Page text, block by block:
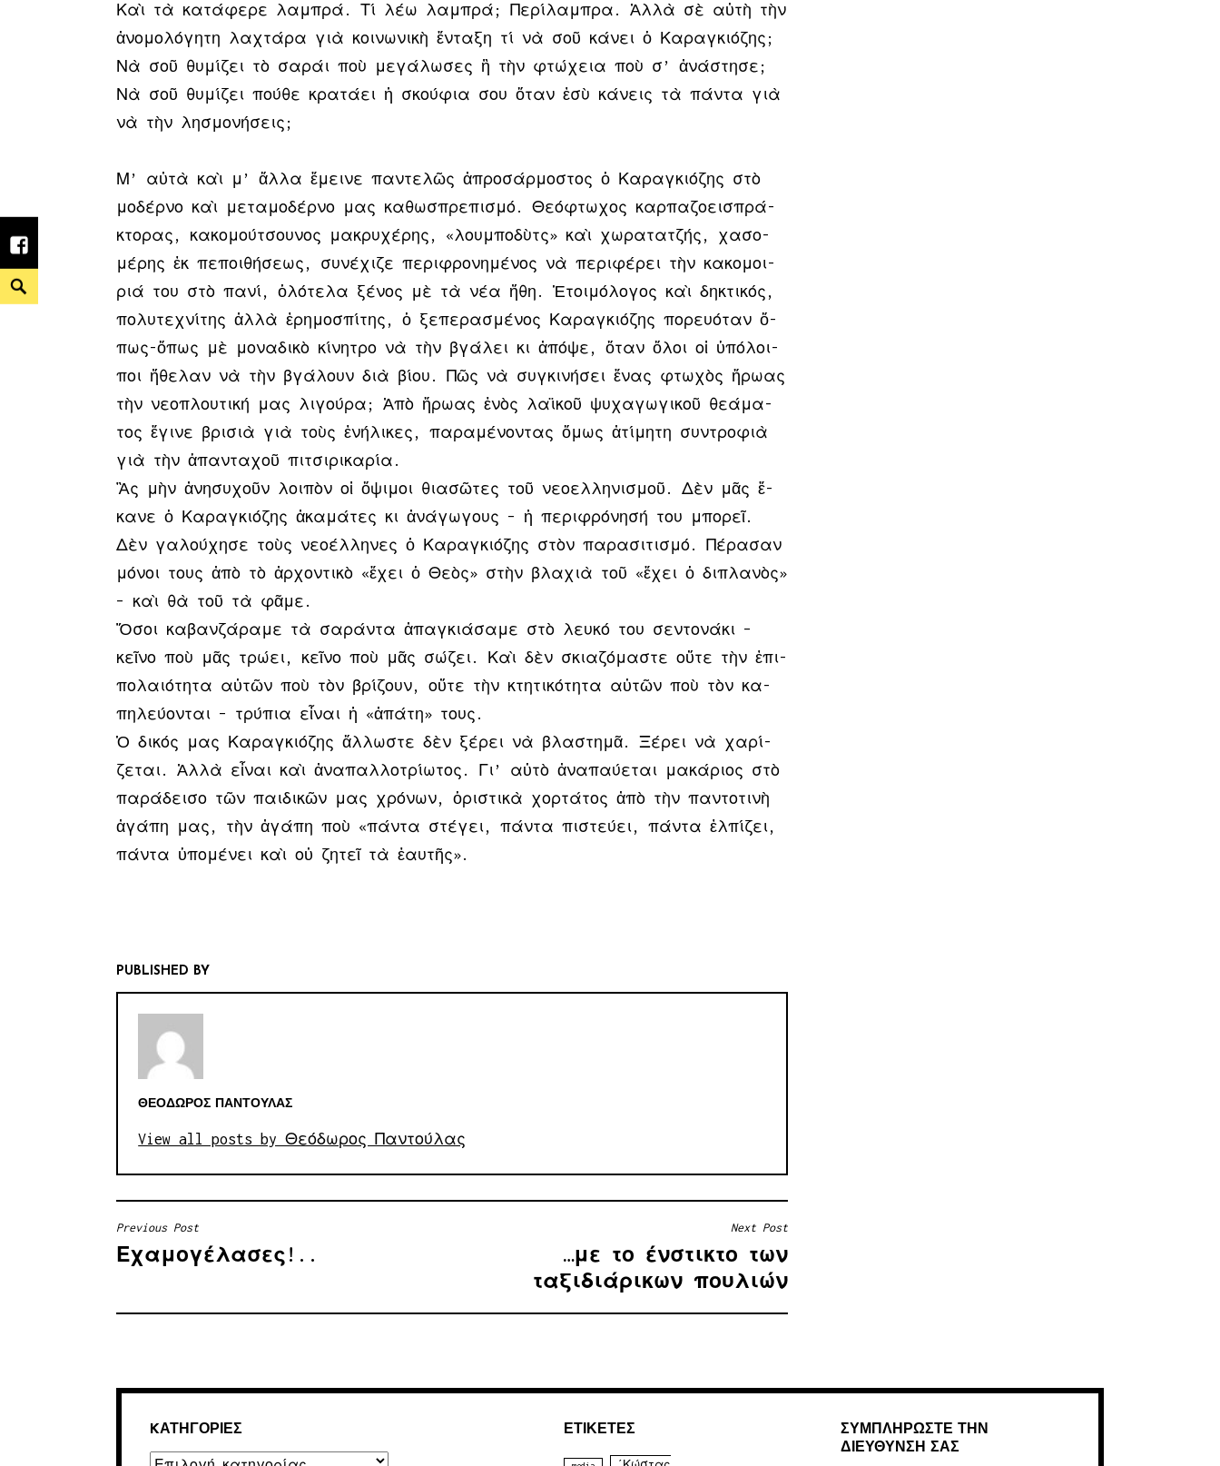
Facebook
Search
Καὶ τὰ κα­τά­φε­ρε λαμ­πρά. Τί λέ­ω λαμ­πρά; Πε­ρί­λαμ­πρα. Ἀλ­λὰ σὲ αὐ­τὴ τὴν
ἀ­νο­μο­λό­γη­τη λα­χτά­ρα γιὰ κοι­νω­νι­κὴ ἔν­τα­ξη τί νὰ σοῦ κά­νει ὁ Κα­ραγ­κιό­ζης;
Νὰ σοῦ θυ­μί­ζει τὸ σα­ρά­ι ποὺ με­γά­λω­σες ἢ τὴν φτώ­χεια ποὺ σ’ ἀ­νά­στη­σε;
Νὰ σοῦ θυ­μί­ζει πού­θε κρα­τά­ει ἡ σκού­φια σου ὅ­ταν ἐ­σὺ κά­νεις τὰ πάν­τα γιὰ
νὰ τὴν λη­σμο­νή­σεις;
Μ’ αὐ­τὰ καὶ μ’ ἄλ­λα ἔ­μει­νε παν­τε­λῶς ἀ­προ­σάρ­μο­στος ὁ Κα­ραγ­κιό­ζης στὸ
μο­δέρ­νο καὶ με­τα­μο­δέρ­νο μας κα­θω­σπρε­πι­σμό. Θε­ό­φτω­χος καρ­πα­ζο­ει­σπρά­
κτο­ρας, κα­κο­μού­τσου­νος μα­κρυ­χέ­ρης, «λουμ­πο­δὺτς» καὶ χω­ρα­τα­τζής, χα­σο­
μέ­ρης ἐκ πε­ποι­θή­σε­ως, συ­νέ­χι­ζε πε­ρι­φρο­νη­μέ­νος νὰ πε­ρι­φέ­ρει τὴν κα­κο­μοι­
ριά του στὸ πα­νί, ὁ­λό­τε­λα ξέ­νος μὲ τὰ νέ­α ἤ­θη. Ἑ­τοι­μό­λο­γος καὶ δη­κτι­κός,
πο­λυ­τε­χνί­της ἀλ­λὰ ἐ­ρη­μο­σπί­της, ὁ ξε­πε­ρα­σμέ­νος Κα­ραγ­κιό­ζης πο­ρευ­ό­ταν ὅ­
πως-ὅ­πως μὲ μο­να­δι­κὸ κί­νη­τρο νὰ τὴν βγά­λει κι ἀ­πό­ψε, ὅ­ταν ὅ­λοι οἱ ὑ­πό­λοι­
ποι ἤ­θε­λαν νὰ τὴν βγά­λουν δι­ὰ βί­ου. Πῶς νὰ συγ­κι­νή­σει ἕ­νας φτω­χὸς ἥ­ρω­ας
τὴν νε­ο­πλου­τι­κή μας λι­γού­ρα; Ἀ­πὸ ἥ­ρω­ας ἑ­νὸς λα­ϊ­κοῦ ψυ­χα­γω­γι­κοῦ θε­ά­μα­
τος ἔ­γι­νε βρι­σιὰ γιὰ τοὺς ἐ­νή­λι­κες, πα­ρα­μέ­νον­τας ὅ­μως ἀ­τί­μη­τη συν­τρο­φιὰ
γιὰ τὴν ἁ­παν­τα­χοῦ πι­τσι­ρι­κα­ρί­α.
Ἂς μὴν ἀ­νη­συ­χοῦν λοι­πὸν οἱ ὄ­ψι­μοι θι­α­σῶ­τες τοῦ νε­ο­ελ­λη­νι­σμοῦ. Δὲν μᾶς ἔ­
κα­νε ὁ Κα­ραγ­κιό­ζης ἀ­κα­μά­τες κι ἀ­νά­γω­γους – ἡ πε­ρι­φρό­νη­σή του μπο­ρεῖ.
Δὲν γα­λού­χη­σε τοὺς νε­ο­έλ­λη­νες ὁ Κα­ραγ­κιό­ζης στὸν πα­ρα­σι­τι­σμό. Πέ­ρα­σαν
μό­νοι τους ἀ­πὸ τὸ ἀρ­χον­τι­κὸ «ἔ­χει ὁ Θε­ὸς» στὴν βλα­χιὰ τοῦ «ἔ­χει ὁ δι­πλα­νὸς»
– καὶ θὰ τοῦ τὰ φᾶ­με.
Ὅ­σοι κα­βαν­ζά­ρα­με τὰ σα­ράν­τα ἀ­παγ­κι­ά­σα­με στὸ λευ­κό του σεν­το­νά­κι –
κεῖ­νο ποὺ μᾶς τρώ­ει, κεῖ­νο ποὺ μᾶς σώ­ζει. Καὶ δὲν σκι­α­ζό­μα­στε οὔ­τε τὴν ἐ­πι­
πο­λαι­ό­τη­τα αὐ­τῶν ποὺ τὸν βρί­ζουν, οὔ­τε τὴν κτη­τι­κό­τη­τα αὐ­τῶν ποὺ τὸν κα­
πη­λεύ­ον­ται – τρύ­πια εἶ­ναι ἡ «ἀ­πά­τη» τους.
Ὁ δι­κός μας Κα­ραγ­κιό­ζης ἄλ­λω­στε δὲν ξέ­ρει νὰ βλα­στη­μᾶ. Ξέ­ρει νὰ χα­ρί­
ζε­ται. Ἀλ­λὰ εἶ­ναι καὶ ἀ­να­παλ­λο­τρί­ω­τος. Γι’ αὐ­τὸ ἀ­να­παύ­ε­ται μα­κά­ρι­ος στὸ
πα­ρά­δει­σο τῶν παι­δι­κῶν μας χρό­νων, ὁ­ρι­στι­κὰ χορ­τά­τος ἀ­πὸ τὴν παν­το­τι­νὴ
ἀ­γά­πη μας, τὴν ἀ­γά­πη ποὺ «πάν­τα στέ­γει, πάν­τα πι­στεύ­ει, πάν­τα ἐλ­πί­ζει,
πάν­τα ὑ­πο­μέ­νει καὶ οὐ ζη­τεῖ τὰ ἑ­αυ­τῆς».
PUBLISHED BY
ΘΕΌΔΩΡΟΣ ΠΑΝΤΟΎΛΑΣ
View all posts by Θεόδωρος Παντούλας
ΠΛΟΉΓΗΣΗ
ΆΡΘΡΩΝ
Previous Post
Εχαμογέλασες!..
Next Post
…με το ένστικτο των
ταξιδιάρικων πουλιών
KΑΤΗΓΟΡΊΕΣ
Kατηγορίες
ΕΤΙΚΈΤΕΣ
ΣΥΜΠΛΉΡΏΣΤΕ ΤΗΝ
ΔΙΕΎΘΥΝΣΉ ΣΑΣ